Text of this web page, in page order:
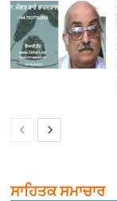
ਸਾਹਿਤਕ ਸਮਾਚਾਰ